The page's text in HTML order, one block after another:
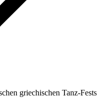
griechischen Tanz-Fests